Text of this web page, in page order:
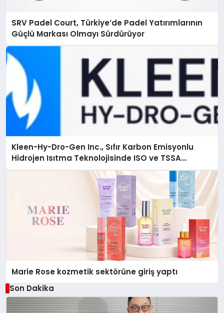
SRV Padel Court, Türkiye’de Padel Yatırımlarının
Güçlü Markası Olmayı Sürdürüyor
Kleen-Hy-Dro-Gen Inc., Sıfır Karbon Emisyonlu
Hidrojen Isıtma Teknolojisinde ISO ve TSSA
Düzenleyici Onaylarını Aldı
Marie Rose kozmetik sektörüne giriş yaptı
Son Dakika